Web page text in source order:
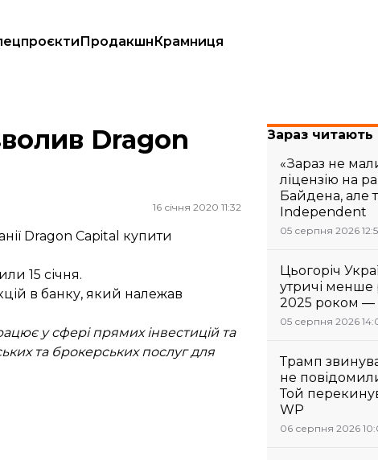
ПродакшнКрамниця
Dragon
16 січня 2020 11:32
Dragon Capital купити
15 січня.
в банку, який належав
у сфері прямих інвестицій та
та брокерських послуг для
Зараз читають
«Зараз не
ліцензію на
Байдена, але
Independent
05 серпня 2026
Цьогоріч
утричі менше
2025 роком —
05 серпня 2026
Трамп
не
Той
WP
06 серпня 2026